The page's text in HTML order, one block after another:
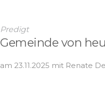
Predigt
Gemeinde von
am 23.11.2025 mit Renate